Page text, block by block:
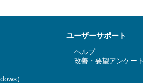
）
ユーザーサポート
ヘルプ
改善・要望アンケート